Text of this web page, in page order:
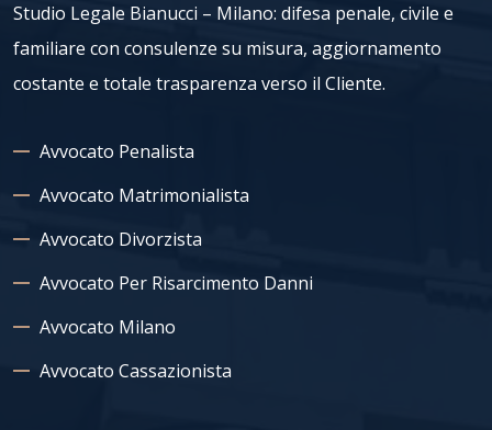
Studio Legale Bianucci – Milano: difesa penale, civile e
familiare con consulenze su misura, aggiornamento
costante e totale trasparenza verso il Cliente.
Avvocato Penalista
Avvocato Matrimonialista
Avvocato Divorzista
Avvocato Per Risarcimento Danni
Avvocato Milano
Avvocato Cassazionista